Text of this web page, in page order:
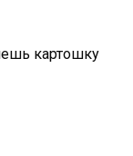
картошку